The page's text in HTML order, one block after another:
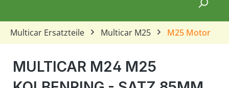
Multicar Ersatzteile Multicar M25 M25 Motor
MULTICAR M24 M25